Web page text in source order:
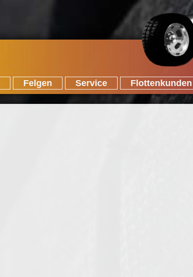
Felgen Service Flottenkunden